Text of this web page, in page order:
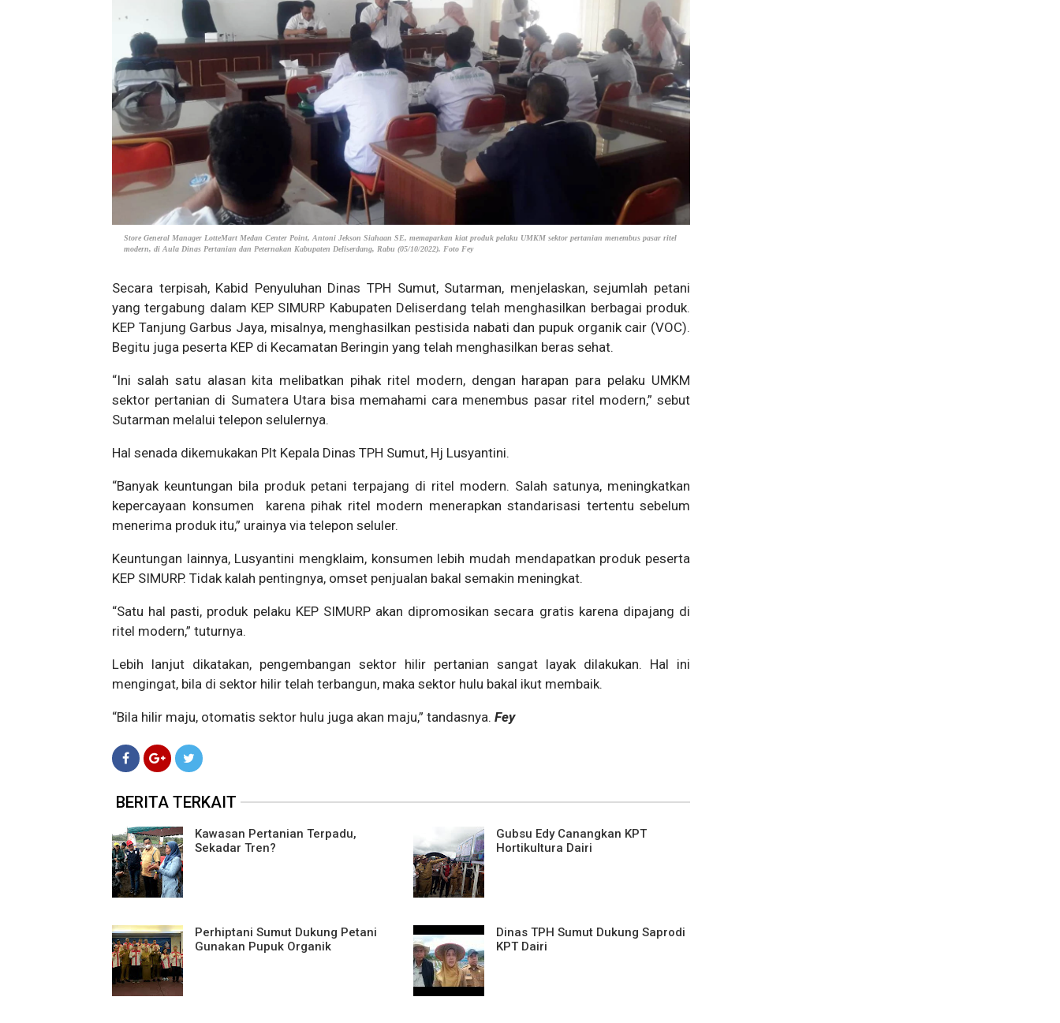
Store General Manager LotteMart Medan Center Point, Antoni Jekson Siahaan SE, memaparkan kiat produk pelaku UMKM sektor pertanian menembus pasar ritel
modern, di Aula Dinas Pertanian dan Peternakan Kabupaten Deliserdang, Rabu (05/10/2022). Foto Fey
Secara terpisah, Kabid Penyuluhan Dinas TPH Sumut, Sutarman, menjelaskan, sejumlah petani
yang tergabung dalam KEP SIMURP Kabupaten Deliserdang telah menghasilkan berbagai produk.
KEP Tanjung Garbus Jaya, misalnya, menghasilkan pestisida nabati dan pupuk organik cair (VOC).
Begitu juga peserta KEP di Kecamatan Beringin yang telah menghasilkan beras sehat.
“Ini salah satu alasan kita melibatkan pihak ritel modern, dengan harapan para pelaku UMKM
sektor pertanian di Sumatera Utara bisa memahami cara menembus pasar ritel modern,” sebut
Sutarman melalui telepon selulernya.
Hal senada dikemukakan Plt Kepala Dinas TPH Sumut, Hj Lusyantini.
“Banyak keuntungan bila produk petani terpajang di ritel modern. Salah satunya, meningkatkan
kepercayaan konsumen karena pihak ritel modern menerapkan standarisasi tertentu sebelum
menerima produk itu,” urainya via telepon seluler.
Keuntungan lainnya, Lusyantini mengklaim, konsumen lebih mudah mendapatkan produk peserta
KEP SIMURP. Tidak kalah pentingnya, omset penjualan bakal semakin meningkat.
“Satu hal pasti, produk pelaku KEP SIMURP akan dipromosikan secara gratis karena dipajang di
ritel modern,” tuturnya.
Lebih lanjut dikatakan, pengembangan sektor hilir pertanian sangat layak dilakukan. Hal ini
mengingat, bila di sektor hilir telah terbangun, maka sektor hulu bakal ikut membaik.
“Bila hilir maju, otomatis sektor hulu juga akan maju,” tandasnya. Fey
BERITA TERKAIT
Kawasan Pertanian Terpadu,
Sekadar Tren?
Gubsu Edy Canangkan KPT
Hortikultura Dairi
Perhiptani Sumut Dukung Petani
Gunakan Pupuk Organik
Dinas TPH Sumut Dukung Saprodi
KPT Dairi